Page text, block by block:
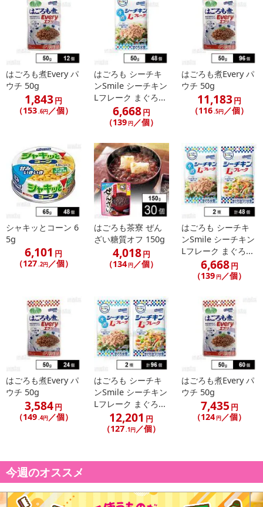
はごろも煮Every パ
ウチ 50g
1,843円
（153.6円／個）
はごろも シーチキ
ンSmile シーチキン
Lフレーク まぐろ...
6,668円
（139 円／個）
はごろも煮Every パ
ウチ 50g
11,183円
（116.5円／個）
シャキッとコーン 6
5g
6,101 円
（127.2円／個）
はごろも茶寮 ぜん
ざい糖質オフ 150g
4,018円
（134 円 ／個）
はごろも シーチキ
ンSmile シーチキン
Lフレーク まぐろ...
6,668円
（139 円 ／個）
はごろも煮Every パ
ウチ 50g
3,584円
（149.4円／個）
はごろも シーチキ
ンSmile シーチキン
Lフレーク まぐろ...
12,201 円
（127.1円／個）
はごろも煮Every パ
ウチ 50g
7,435 円
（124 円／個）
今週のオススメ